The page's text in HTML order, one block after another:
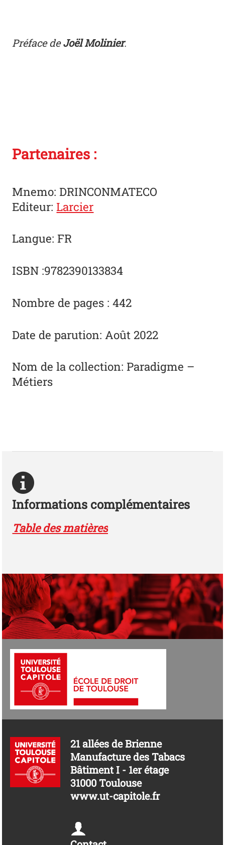
Préface deJoël Molinier.
Partenaires :
Mnemo: DRINCONMATECO
Editeur:Larcier
Langue: FR
ISBN :9782390133834
Nombre de pages : 442
Date de parution: Août 2022
Nom de la collection: Paradigme –
Métiers
Informations complémentaires
Table des matières
21 allées de Brienne
Manufacture des Tabacs
Bâtiment I - 1er étage
31000 Toulouse
www.ut-capitole.fr